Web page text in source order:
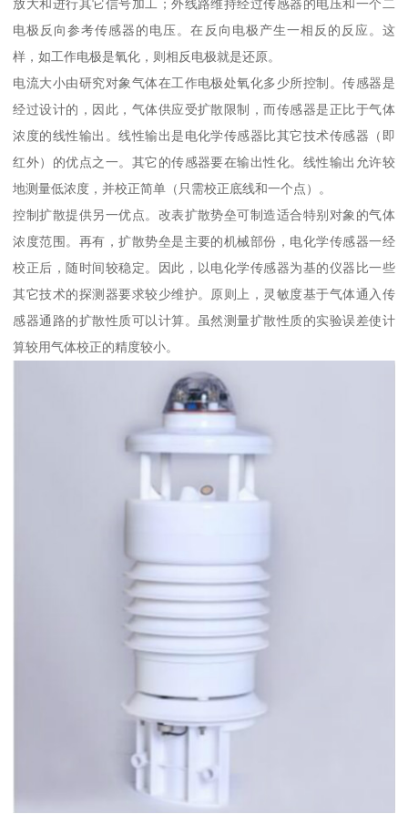
放大和进行其它信号加工；外线路维持经过传感器的电压和一个二
电极反向参考传感器的电压。在反向电极产生一相反的反应。这
样，如工作电极是氧化，则相反电极就是还原。
电流大小由研究对象气体在工作电极处氧化多少所控制。传感器是
经过设计的，因此，气体供应受扩散限制，而传感器是正比于气体
浓度的线性输出。线性输出是电化学传感器比其它技术传感器（即
红外）的优点之一。其它的传感器要在输出性化。线性输出允许较
地测量低浓度，并校正简单（只需校正底线和一个点）。
控制扩散提供另一优点。改表扩散势垒可制造适合特别对象的气体
浓度范围。再有，扩散势垒是主要的机械部份，电化学传感器一经
校正后，随时间较稳定。因此，以电化学传感器为基的仪器比一些
其它技术的探测器要求较少维护。原则上，灵敏度基于气体通入传
感器通路的扩散性质可以计算。虽然测量扩散性质的实验误差使计
算较用气体校正的精度较小。